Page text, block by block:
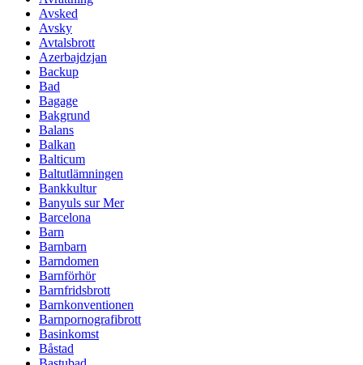
Avsked
Avsky
Avtalsbrott
Azerbajdzjan
Backup
Bad
Bagage
Bakgrund
Balans
Balkan
Balticum
Baltutlämningen
Bankkultur
Banyuls sur Mer
Barcelona
Barn
Barnbarn
Barndomen
Barnförhör
Barnfridsbrott
Barnkonventionen
Barnpornografibrott
Basinkomst
Båstad